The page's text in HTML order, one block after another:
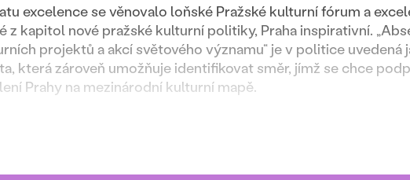
excelence se věnovalo loňské Pražské kulturní fórum a
z kapitol nové pražské kulturní politiky, Praha inspirativní.
projektů a akcí světového významu“ je v politice uvedená
která zároveň umožňuje identifikovat směr, jímž se chce
Prahy na mezinárodní kulturní mapě.